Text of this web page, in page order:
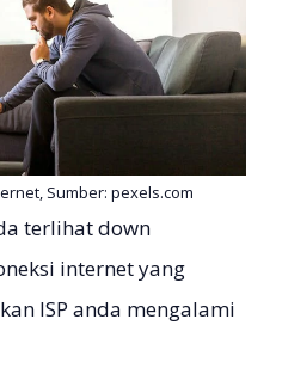
Sumber: pexels.com
terlihat down
internet yang
ISP anda mengalami